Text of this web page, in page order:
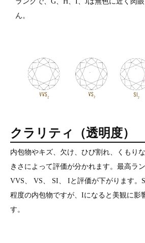
ん。
クラリティ（透明度）
内包物やキズ、欠け、ひび割れ、くもり
きさによって評価が分かれます。最高ラ
VVS、 VS、 SI、 Iと評価が下がります。
程度の内包物ですが、Iになると美観に影
す。